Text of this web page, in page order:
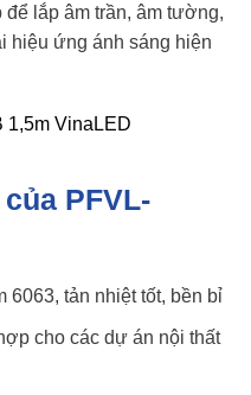
lắp âm trần, âm tường,
hiệu ứng ánh sáng hiện
PFVL-
6063, tản nhiệt tốt, bền bỉ
cho các dự án nội thất